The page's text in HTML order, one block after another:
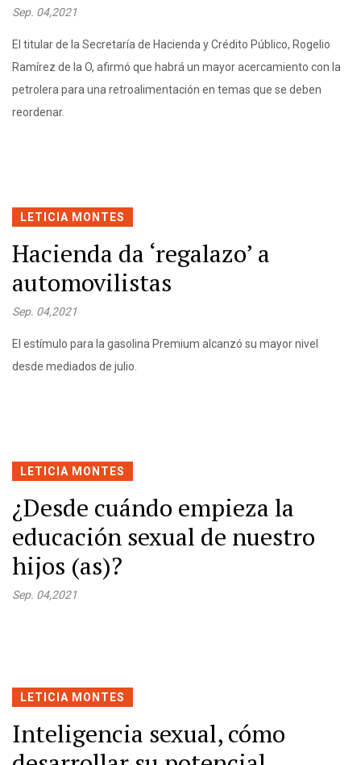
Sep. 04,2021
El titular de la Secretaría de Hacienda y Crédito Público, Rogelio
Ramírez de la O, afirmó que habrá un mayor acercamiento con la
petrolera para una retroalimentación en temas que se deben
reordenar.
LETICIA MONTES
Hacienda da ‘regalazo’ a
automovilistas
Sep. 04,2021
El estímulo para la gasolina Premium alcanzó su mayor nivel
desde mediados de julio.
LETICIA MONTES
¿Desde cuándo empieza la
educación sexual de nuestro
hijos (as)?
Sep. 04,2021
LETICIA MONTES
Inteligencia sexual, cómo